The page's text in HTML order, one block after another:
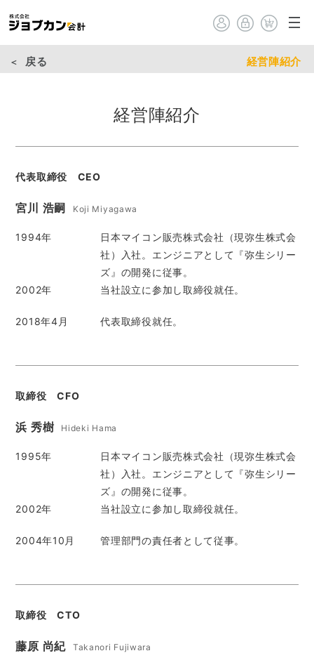
戻る 経営陣紹介
経営陣紹介
代表取締役 CEO
宮川 浩嗣 Koji Miyagawa
1994年
日本マイコン販売株式会社（現弥生株式会
社）入社。エンジニアとして『弥生シリー
ズ』の開発に従事。
2002年
当社設立に参加し取締役就任。
2018年4月 代表取締役就任。
取締役 CFO
浜 秀樹 Hideki Hama
1995年
日本マイコン販売株式会社（現弥生株式会
社）入社。エンジニアとして『弥生シリー
ズ』の開発に従事。
2002年
当社設立に参加し取締役就任。
2004年10月 管理部門の責任者として従事。
取締役 CTO
藤原 尚紀 Takanori Fujiwara